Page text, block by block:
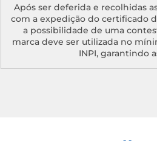
Após ser deferida e recolhidas
com a expedição do certificado
a possibilidade de uma
marca deve ser utilizada no
INPI, garantindo